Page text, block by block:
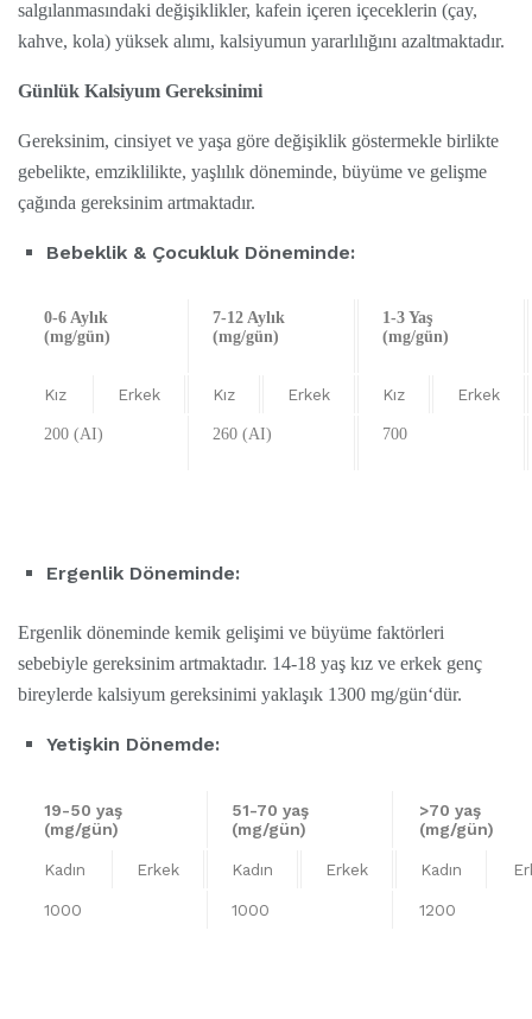
salgılanmasındaki değişiklikler, kafein içeren içeceklerin (çay,
kahve, kola) yüksek alımı, kalsiyumun yararlılığını azaltmaktadır.
Günlük Kalsiyum Gereksinimi
Gereksinim, cinsiyet ve yaşa göre değişiklik göstermekle birlikte
gebelikte, emziklilikte, yaşlılık döneminde, büyüme ve gelişme
çağında gereksinim artmaktadır.
Bebeklik & Çocukluk Döneminde:
0-6 Aylık
(mg/gün)
7-12 Aylık
(mg/gün)
1-3 Yaş
(mg/gün)
Kız Erkek Kız Erkek Kız Erkek
200 (AI) 260 (AI) 700
Ergenlik Döneminde:
Ergenlik döneminde kemik gelişimi ve büyüme faktörleri
sebebiyle gereksinim artmaktadır. 14-18 yaş kız ve erkek genç
bireylerde kalsiyum gereksinimi yaklaşık 1300 mg/gün‘dür.
Yetişkin Dönemde:
19-50 yaş
(mg/gün)
51-70 yaş
(mg/gün)
>70 yaş
(mg/gün)
Kadın Erkek Kadın Erkek Kadın
1000 1000 1200